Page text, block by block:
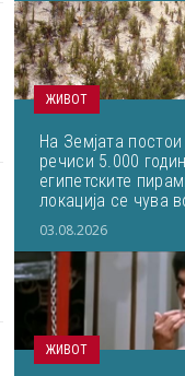
ЖИВОТ
На Земјата
речиси 5.000
египетските
локација се чува
03.08.2026
ЖИВОТ